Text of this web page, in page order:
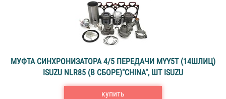
МУФТА СИНХРОНИЗАТОРА 4/5 ПЕРЕДАЧИ MYY5T (14ШЛИЦ)
ISUZU NLR85 (В СБОРЕ)"CHINA", ШТ ISUZU
купить